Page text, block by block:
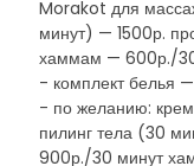
Morakot для
минут) — 1500р.
хаммам — 600р./
- комплект белья
- по желанию:
пилинг тела (30
900р./30 минут